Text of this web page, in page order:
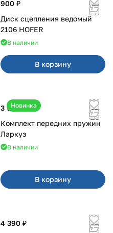
900 ₽
Диск сцепления ведомый
2106 HOFER
В наличии
В корзину
Новинка
3 900 ₽
Комплект передних пружин
Ларкуз
В наличии
В корзину
4 390 ₽